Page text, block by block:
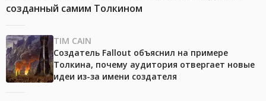
созданный самим Толкином
TIM CAIN
Создатель Fallout объяснил на примере
Толкина, почему аудитория отвергает новые
идеи из-за имени создателя